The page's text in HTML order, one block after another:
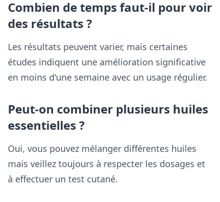
Combien de temps faut-il pour voir
des résultats ?
Les résultats peuvent varier, mais certaines
études indiquent une amélioration significative
en moins d'une semaine avec un usage régulier.
Peut-on combiner plusieurs huiles
essentielles ?
Oui, vous pouvez mélanger différentes huiles
mais veillez toujours à respecter les dosages et
à effectuer un test cutané.